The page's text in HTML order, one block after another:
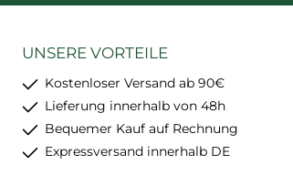
UNSERE VORTEILE
Kostenloser Versand ab 90€
Lieferung innerhalb von 48h
Bequemer Kauf auf Rechnung
Expressversand innerhalb DE